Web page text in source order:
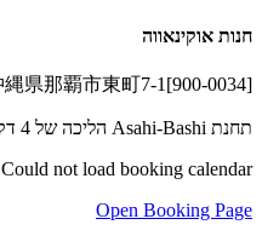
חנות אוקינאווה
[900-0034]沖縄県那覇市東町7-1
תחנת Asahi-Bashi הליכה של 4 דקות
Could not load booking calendar
Open Booking Page